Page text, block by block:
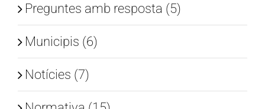
Preguntes amb resposta (5)
Municipis (6)
Notícies (7)